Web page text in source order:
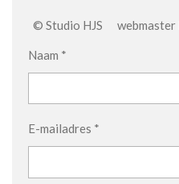
© Studio HJS
Naam *
E-mailadres *